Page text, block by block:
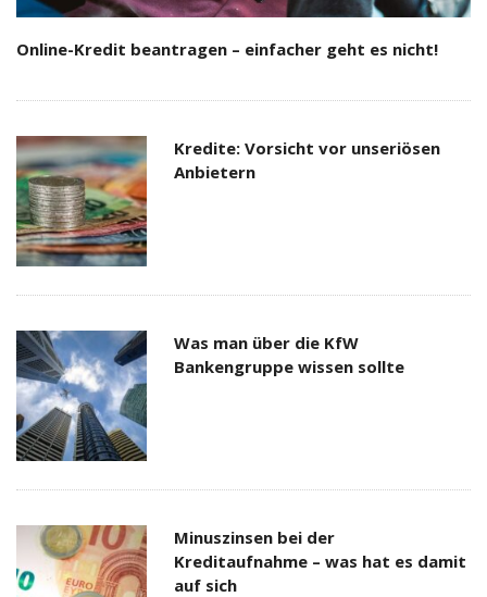
Online-Kredit beantragen – einfacher geht es nicht!
Kredite: Vorsicht vor unseriösen
Anbietern
Was man über die KfW
Bankengruppe wissen sollte
Minuszinsen bei der
Kreditaufnahme – was hat es damit
auf sich